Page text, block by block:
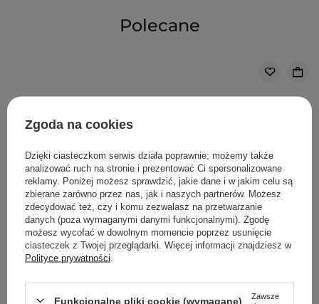
Polecane
Timeless - Skin Care - Coenzyme Q10 Serum - Serum do
Zgoda na cookies
Dzięki ciasteczkom serwis działa poprawnie; możemy także
analizować ruch na stronie i prezentować Ci spersonalizowane
reklamy. Poniżej możesz sprawdzić, jakie dane i w jakim celu są
zbierane zarówno przez nas, jak i naszych partnerów. Możesz
zdecydować też, czy i komu zezwalasz na przetwarzanie
danych (poza wymaganymi danymi funkcjonalnymi). Zgodę
możesz wycofać w dowolnym momencie poprzez usunięcie
ciasteczek z Twojej przeglądarki. Więcej informacji znajdziesz w
Polityce prywatności
Funkcjonalne pliki cookie (wymagane)
Zawsze